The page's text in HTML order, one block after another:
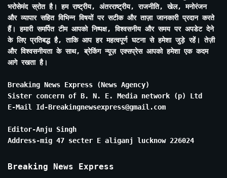
भरोसेमंद स्रोत है। हम राष्ट्रीय, अंतरराष्ट्रीय, राजनीति, खेल, मनोरंजन
और व्यापार सहित विभिन्न विषयों पर सटीक और ताज़ा जानकारी प्रदान करते
हैं। हमारी समर्पित टीम आपको निष्पक्ष, विश्वसनीय और समय पर अपडेट देने
के लिए प्रतिबद्ध है, ताकि आप हर महत्वपूर्ण घटना से हमेशा जुड़े रहें। तेज़ी
और विश्वसनीयता के साथ, ब्रेकिंग न्यूज़ एक्सप्रेस आपको हमेशा एक कदम
आगे रखता है।
Breaking News Express (News Agency)
Sister concern of B. N. E. Media network (p) Ltd
E-Mail Id-Breakingnewsexpress@gmail.com
Editor-Anju Singh
Address-mig 47 secter E aliganj lucknow 226024
Breaking News Express